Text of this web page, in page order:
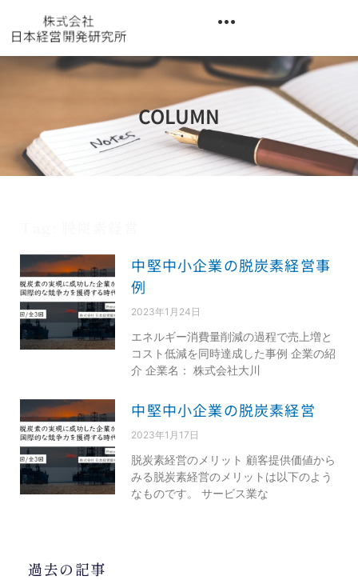
COLUMN
中堅中小企業の脱炭素経営事
例
2023年1月24日
エネルギー消費量削減の過程で売上増と
コスト低減を同時達成した事例 企業の紹
介 企業名： 株式会社大川
中堅中小企業の脱炭素経営
2023年1月17日
脱炭素経営のメリット 顧客提供価値から
みる脱炭素経営のメリットは以下のよう
なものです。 サービス業な
過去の記事